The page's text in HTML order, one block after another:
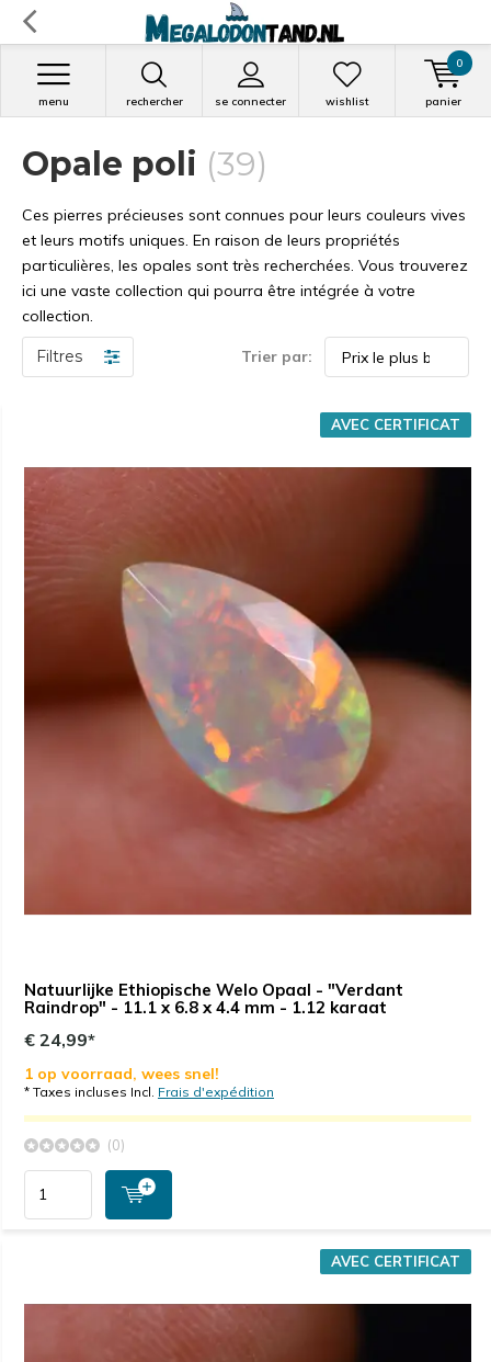
rechercher se connecter
menu wishlist panier
0
Opale poli (39)
Ces pierres précieuses sont connues pour leurs couleurs vives
et leurs motifs uniques. En raison de leurs propriétés
particulières, les opales sont très recherchées. Vous trouverez
ici une vaste collection qui pourra être intégrée à votre
collection.
Filtres Trier par:
Natuurlijke Ethiopische Welo Opaal - "Verdant
Raindrop" - 11.1 x 6.8 x 4.4 mm - 1.12 karaat
AVEC CERTIFICAT
€ 24,99*
1 op voorraad, wees snel!
* Taxes incluses Incl. Frais d'expédition
(0)
AVEC CERTIFICAT